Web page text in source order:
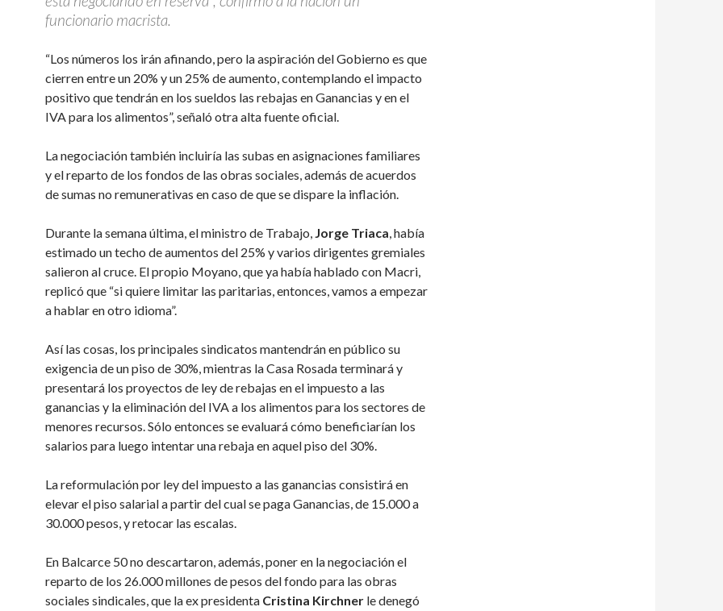
funcionario macrista.
“Los números los irán afinando, pero la aspiración del Gobierno es que
cierren entre un 20% y un 25% de aumento, contemplando el impacto
positivo que tendrán en los sueldos las rebajas en Ganancias y en el
IVA para los alimentos”, señaló otra alta fuente oficial.
La negociación también incluiría las subas en asignaciones familiares
y el reparto de los fondos de las obras sociales, además de acuerdos
de sumas no remunerativas en caso de que se dispare la inflación.
Durante la semana última, el ministro de Trabajo, Jorge Triaca, había
estimado un techo de aumentos del 25% y varios dirigentes gremiales
salieron al cruce. El propio Moyano, que ya había hablado con Macri,
replicó que “si quiere limitar las paritarias, entonces, vamos a empezar
a hablar en otro idioma”.
Así las cosas, los principales sindicatos mantendrán en público su
exigencia de un piso de 30%, mientras la Casa Rosada terminará y
presentará los proyectos de ley de rebajas en el impuesto a las
ganancias y la eliminación del IVA a los alimentos para los sectores de
menores recursos. Sólo entonces se evaluará cómo beneficiarían los
salarios para luego intentar una rebaja en aquel piso del 30%.
La reformulación por ley del impuesto a las ganancias consistirá en
elevar el piso salarial a partir del cual se paga Ganancias, de 15.000 a
30.000 pesos, y retocar las escalas.
En Balcarce 50 no descartaron, además, poner en la negociación el
reparto de los 26.000 millones de pesos del fondo para las obras
sociales sindicales, que la ex presidenta Cristina Kirchner le denegó